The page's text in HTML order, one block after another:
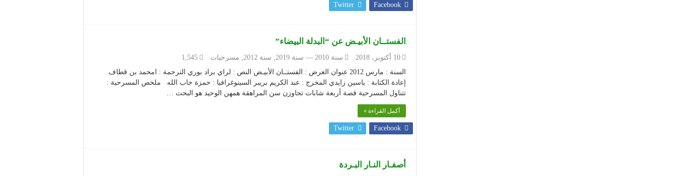
Facebook
Twitter
الفستــان الأبيـض عن “البدلة البيضاء”
10 أكتوبر، 2018 سنة 2010 — سنة 2019 سنة 2012 مسرحيات
1,545
السنة : مارس 2012 عنوان العرض : الفستــان الأبيـض النص : لراي براد بوري الترجمة : امحمد بن قطاف
إعادة الكتابة : ياسين زايدي المخرج : عبد الكريم بريبر السينوغرافيا : حمزة جاب الله ملخص المسرحية :
تتناول المسرحية قصة أربعة شابات تجاوزن سن المراهقة همهن الوحيد هو البحث …
أكمل القراءة »
Facebook
Twitter
أصفـار النـار البـردة